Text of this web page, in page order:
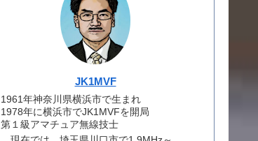
JK1MVF
1961年神奈川県横浜市で生まれ
1978年に横浜市でJK1MVFを開局
第１級アマチュア無線技士